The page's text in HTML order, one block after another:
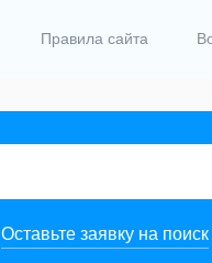
Правила сайта
Оставьте заявку на поиск